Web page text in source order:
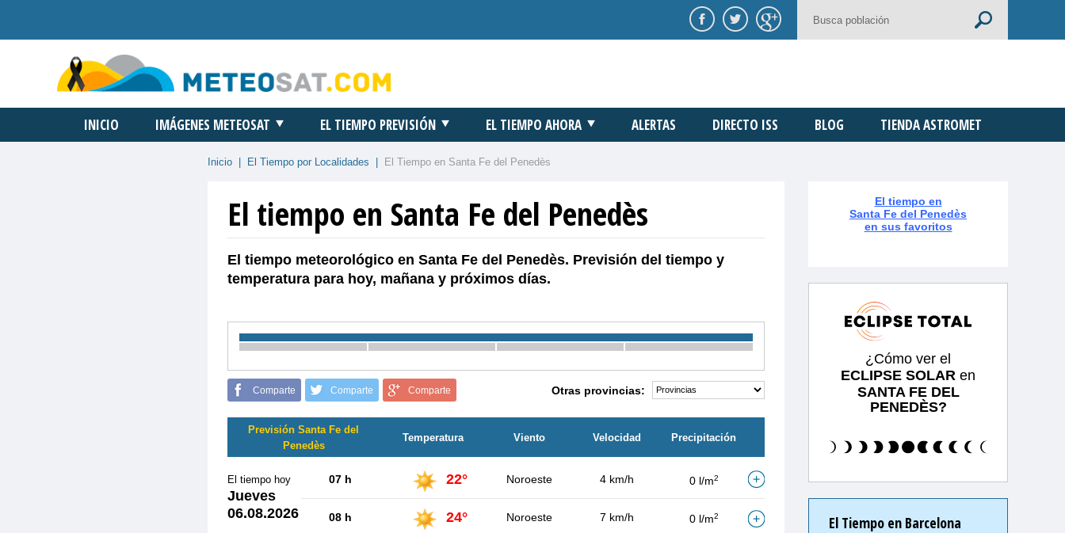
INICIO IMÁGENES METEOSAT EL TIEMPO PREVISIÓN EL TIEMPO AHORA ALERTAS DIRECTO ISS BLOG TIENDA ASTROMET
Inicio El Tiempo por Localidades El Tiempo en Santa Fe del Penedès
El tiempo en Santa Fe del Penedès
El tiempo meteorológico en Santa Fe del Penedès. Previsión del tiempo y
temperatura para hoy, mañana y próximos días.
Comparte Comparte Comparte Otras provincias:
Previsión Santa Fe del
Penedès
Temperatura Viento Velocidad Precipitación
El tiempo hoy
Jueves
06.08.2026
07 h 22° Noroeste 4 km/h 0 l/m2
08 h 24° Noroeste 7 km/h 0 l/m2
El tiempo en
Santa Fe del Penedès
en sus favoritos
¿Cómo ver el
ECLIPSE SOLAR en
SANTA FE DEL
PENEDÈS?
El Tiempo en Barcelona